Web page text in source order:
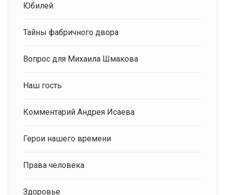
Юбилей
Тайны фабричного двора
Вопрос для Михаила Шмакова
Наш гость
Комментарий Андрея Исаева
Герои нашего времени
Права человека
Здоровье